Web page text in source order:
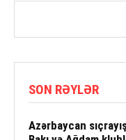
SON RƏYLƏR
Azərbaycan